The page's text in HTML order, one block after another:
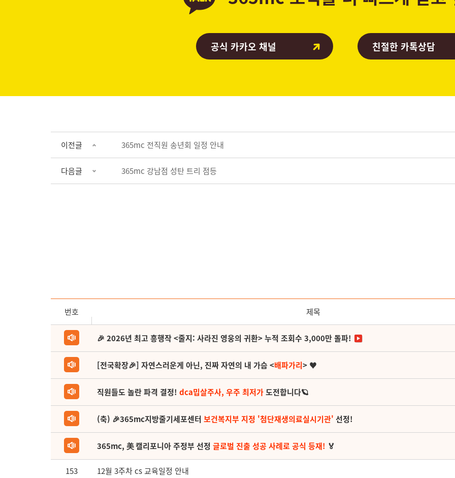
공식 카카오 채널 친절한 카톡상담
이전글 365mc 전직원 송년회 일정 안내
다음글 365mc 강남점 성탄 트리 점등
번호 제목
🎉 2026년 최고 흥행작 <줄지: 사라진 영웅의 귀환> 누적 조회수 3,000만 돌파!
[전국확장🎉] 자연스러운게 아닌, 진짜 자연의 내 가슴 <배파가리> ♥
직원들도 놀란 파격 결정! dca밉살주사, 우주 최저가도전합니다🪐
(축) 🎉365mc지방줄기세포센터 보건복지부 지정 '첨단재생의료실시기관' 선정!
365mc, 美 캘리포니아 주정부 선정 글로벌 진출 성공 사례로 공식 등재! 🏅
153 12월 3주차 cs 교육일정 안내